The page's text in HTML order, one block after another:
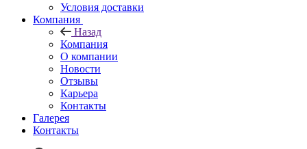
Условия доставки
Компания
Назад
Компания
О компании
Новости
Отзывы
Карьера
Контакты
Галерея
Контакты